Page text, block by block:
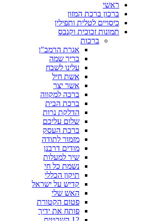
ראשי
ברכון ברכת המזון
כיסויים לטלית ותפילין
תמונות זכוכית וקנבס
ברכות
אגרת הרמב"ן
בריך שמה
עלינו לשבח
אשת חיל
אשר יצר
ברכה למקווה
ברכת הבית
הדלקת נרות
שלום עליכם
ברכת העסק
מזמור לתודה
מודים דרבנן
שיר למעלות
נשמת כל חי
תיקון הכללי
קדיש על ישראל
האש שלי
פטום הקטורת
פותח את ידיך